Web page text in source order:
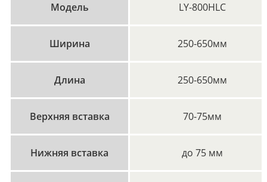
Модель LY-800HLC
Ширина 250-650мм
Длина 250-650мм
Верхняя вставка 70-75мм
Нижняя вставка до 75 мм